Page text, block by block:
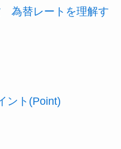
為替レートを理解す
ント(Point)